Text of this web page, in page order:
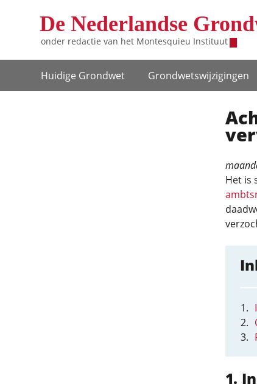
De Nederlandse
onder redactie van het Montesquieu Instituut
Hoofdnavigatie
Huidige Grondwet Grondwets­wijzigingen
Het is